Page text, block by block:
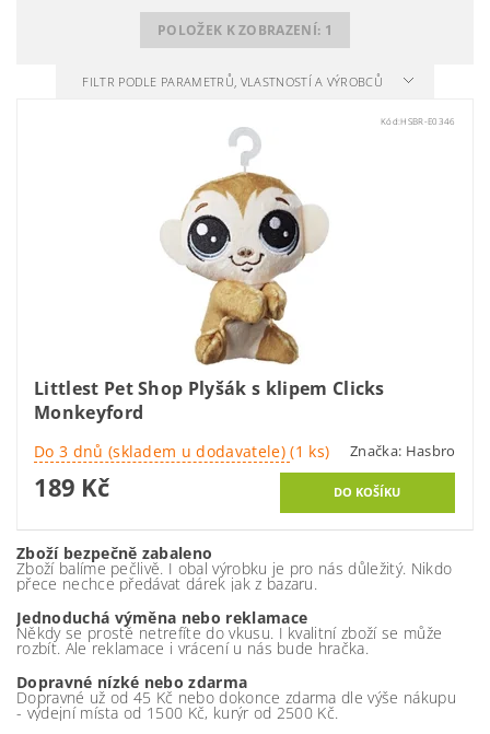
POLOŽEK K ZOBRAZENÍ: 1
FILTR PODLE PARAMETRŮ, VLASTNOSTÍ A VÝROBCŮ
Kód:HSBR-E0346
Littlest Pet Shop Plyšák s klipem Clicks
Monkeyford
Do 3 dnů (skladem u dodavatele)(1 ks) Značka: Hasbro
189 Kč
Zboží bezpečně zabaleno
Zboží balíme pečlivě. I obal výrobku je pro nás důležitý. Nikdo
přece nechce předávat dárek jak z bazaru.
Jednoduchá výměna nebo reklamace
Někdy se prostě netrefíte do vkusu. I kvalitní zboží se může
rozbít. Ale reklamace i vrácení u nás bude hračka.
Dopravné nízké nebo zdarma
Dopravné už od 45 Kč nebo dokonce zdarma dle výše nákupu
- výdejní místa od 1500 Kč, kurýr od 2500 Kč.